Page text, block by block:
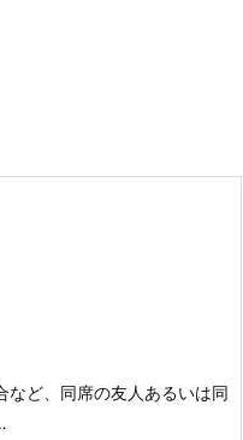
など、同席の友人あるいは同